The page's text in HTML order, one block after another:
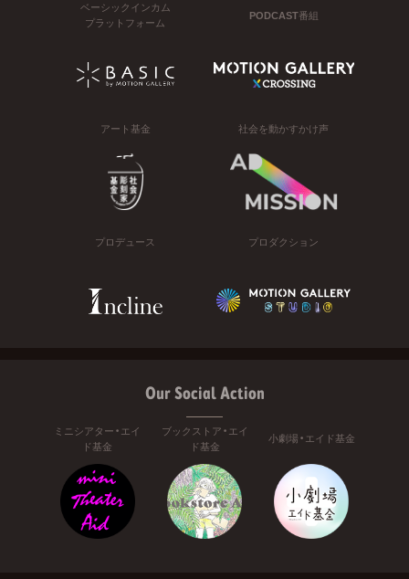
ベーシックインカム
プラットフォーム
PODCAST番組
アート基金 社会を動かすかけ声
プロデュース プロダクション
Our Social Action
ミニシアター・エイ
ド基金
ブックストア・エイ
ド基金
小劇場・エイド基金